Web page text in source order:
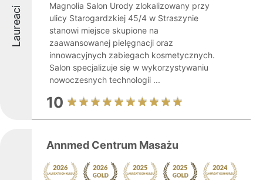
Laureaci
Magnolia Salon Urody zlokalizowany przy
ulicy Starogardzkiej 45/4 w Straszynie
stanowi miejsce skupione na
zaawansowanej pielęgnacji oraz
innowacyjnych zabiegach kosmetycznych.
Salon specjalizuje się w wykorzystywaniu
nowoczesnych technologii ...
10
Annmed Centrum Masażu